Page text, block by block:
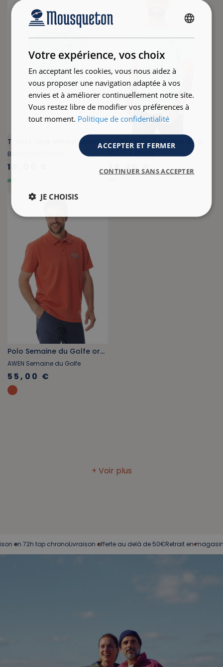
T-shirt rayé enfant Semaine du Golfe vert turquoise
BATISTA KID SDG25
18,00 € 25,00 €
Polo Semaine du Golfe orange tuile
AWEN Semaine du Golfe
55,00 €
top chrono Livraison offerte au delà de 50€ Retrait en magasin
Votre expérience, vos choix
En acceptant les cookies, vous nous aidez à
vous proposer une navigation adaptée à vos
envies et à améliorer continuellement notre site.
Vous restez libre de modifier vos préférences à
tout moment. Politique de confidentialité
ACCEPTER ET FERMER
CONTINUER SANS ACCEPTER
JE CHOISIS